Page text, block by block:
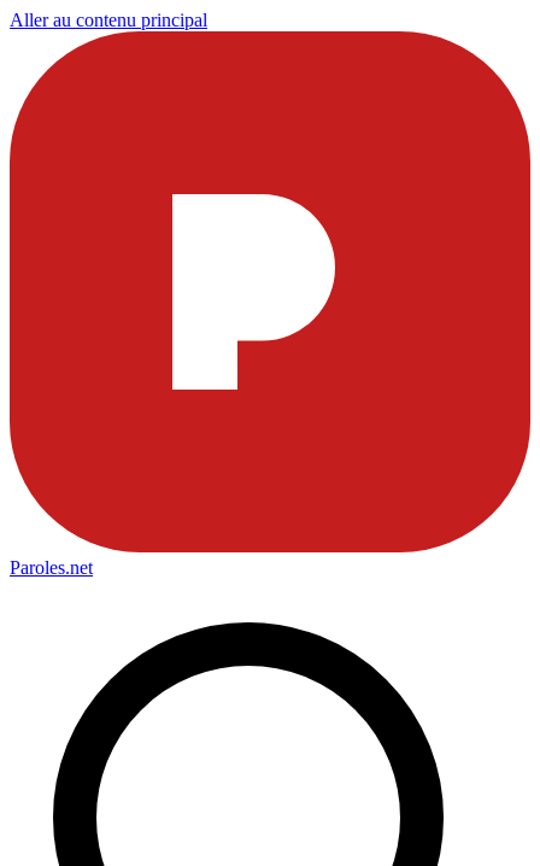
Aller au contenu principal
Paroles.net